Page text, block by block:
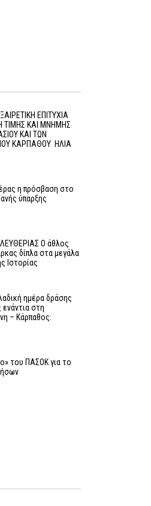
ΕΠΙΤΥΧΙΑ
ΚΑΙ ΜΝΗΜΗΣ
ΚΑΙ ΤΩΝ
ΚΑΡΠΑΘΟΥ ΗΛΙΑ
η πρόσβαση στο
ύπαρξης
Ο άθλος
δίπλα στα μεγάλα
Ιστορίας
ημέρα δράσης
ενάντια στη
– Κάρπαθος:
του ΠΑΣΟΚ για το